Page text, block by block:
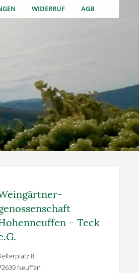
WIDERRUF AGB
– Teck
8
Neuffen